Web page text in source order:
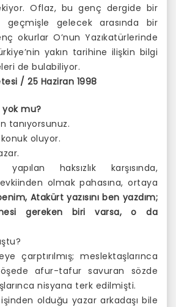
Oflaz, bu genç dergide bir
geçmişle gelecek arasında bir
okurlar O’nun Yazıkatürlerinde
yakın tarihine ilişkin bilgi
de bulabiliyor.
/ 25 Haziran 1998
yok mu?
tanıyorsunuz.
konuk oluyor.
yapılan haksızlık karşısında,
olmak pahasına, ortaya
Atakürt yazısını ben yazdım;
gereken biri varsa, o da
çarptırılmış; meslektaşlarınca
afur-tafur savuran sözde
nisyana terk edilmişti.
olduğu yazar arkadaşı bile